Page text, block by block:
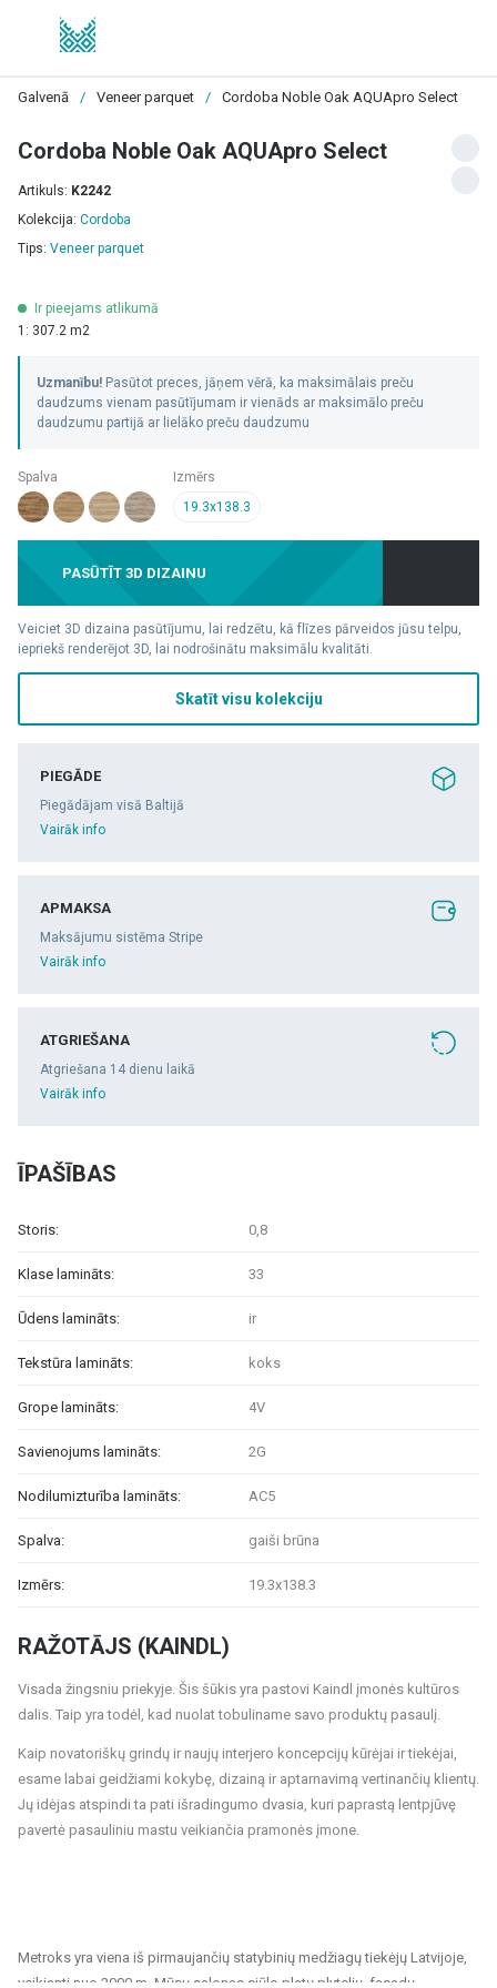
Galvenā / Veneer parquet / Cordoba Noble Oak AQUApro Select
RAŽOTĀJS (KAINDL)
Visada žingsniu priekyje. Šis šūkis yra pastovi Kaindl įmonės kultūros
dalis. Taip yra todėl, kad nuolat tobuliname savo produktų pasaulį.
Kaip novatoriškų grindų ir naujų interjero koncepcijų kūrėjai ir tiekėjai,
esame labai geidžiami kokybę, dizainą ir aptarnavimą vertinančių klientų.
Jų idėjas atspindi ta pati išradingumo dvasia, kuri paprastą lentpjūvę
pavertė pasauliniu mastu veikiančia pramonės įmone.
Cordoba Noble Oak AQUApro Select
Artikuls: K2242
Kolekcija: Cordoba
Tips: Veneer parquet
Ir pieejams atlikumā
1: 307.2 m2
Uzmanību! Pasūtot preces, jāņem vērā, ka maksimālais preču
daudzums vienam pasūtījumam ir vienāds ar maksimālo preču
daudzumu partijā ar lielāko preču daudzumu
Spalva
Izmērs
19.3x138.3
PASŪTĪT 3D DIZAINU
Veiciet 3D dizaina pasūtījumu, lai redzētu, kā flīzes pārveidos jūsu telpu,
iepriekš renderējot 3D, lai nodrošinātu maksimālu kvalitāti.
Skatīt visu kolekciju
PIEGĀDE
Piegādājam visā Baltijā
Vairāk info
APMAKSA
Maksājumu sistēma Stripe
Vairāk info
ATGRIEŠANA
Atgriešana 14 dienu laikā
Vairāk info
ĪPAŠĪBAS
Storis: 0,8
Klase lamināts: 33
Ūdens lamināts: ir
Tekstūra lamināts: koks
Grope lamināts: 4V
Savienojums lamināts: 2G
Nodilumizturība lamināts: AC5
Spalva: gaiši brūna
Izmērs: 19.3x138.3
Metroks yra viena iš pirmaujančių statybinių medžiagų tiekėjų Latvijoje,
veikianti nuo 2000 m. Mūsų salonas siūlo platų plytelių, fasadų